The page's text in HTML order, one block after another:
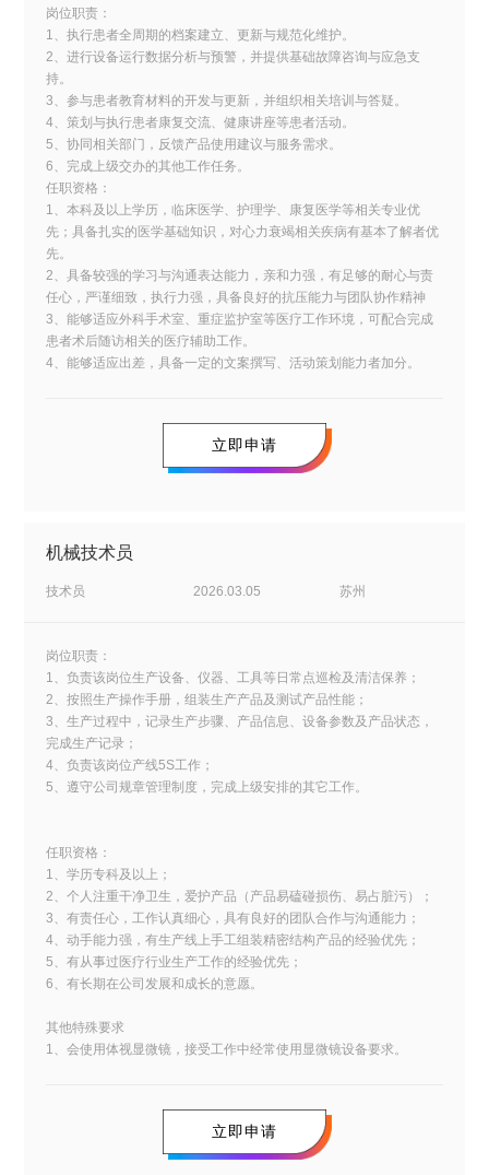
岗位职责：
1、执行患者全周期的档案建立、更新与规范化维护。
2、进行设备运行数据分析与预警，并提供基础故障咨询与应急支
持。
3、参与患者教育材料的开发与更新，并组织相关培训与答疑。
4、策划与执行患者康复交流、健康讲座等患者活动。
5、协同相关部门，反馈产品使用建议与服务需求。
6、完成上级交办的其他工作任务。
任职资格：
1、本科及以上学历，临床医学、护理学、康复医学等相关专业优
先；具备扎实的医学基础知识，对心力衰竭相关疾病有基本了解者优
先。
2、具备较强的学习与沟通表达能力，亲和力强，有足够的耐心与责
任心，严谨细致，执行力强，具备良好的抗压能力与团队协作精神
3、能够适应外科手术室、重症监护室等医疗工作环境，可配合完成
患者术后随访相关的医疗辅助工作。
4、能够适应出差，具备一定的文案撰写、活动策划能力者加分。
立即申请
机械技术员
技术员 2026.03.05 苏州
岗位职责：
1、负责该岗位生产设备、仪器、工具等日常点巡检及清洁保养；
2、按照生产操作手册，组装生产产品及测试产品性能；
3、生产过程中，记录生产步骤、产品信息、设备参数及产品状态，
完成生产记录；
4、负责该岗位产线5S工作；
5、遵守公司规章管理制度，完成上级安排的其它工作。
任职资格：
1、学历专科及以上；
2、个人注重干净卫生，爱护产品（产品易磕碰损伤、易占脏污）；
3、有责任心，工作认真细心，具有良好的团队合作与沟通能力；
4、动手能力强，有生产线上手工组装精密结构产品的经验优先；
5、有从事过医疗行业生产工作的经验优先；
6、有长期在公司发展和成长的意愿。
其他特殊要求
1、会使用体视显微镜，接受工作中经常使用显微镜设备要求。
立即申请